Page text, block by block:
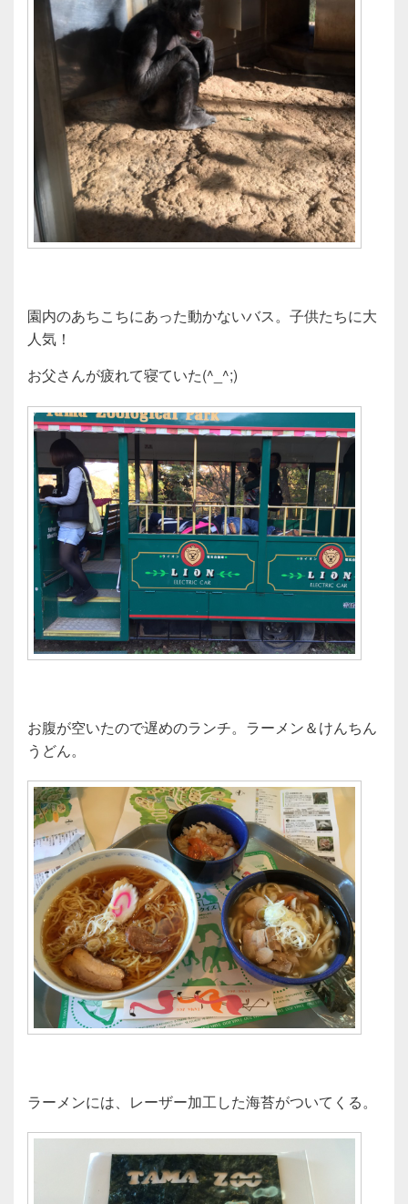
園内のあちこちにあった動かないバス。子供たちに大
人気！
お父さんが疲れて寝ていた(^_^;)
お腹が空いたので遅めのランチ。ラーメン＆けんちん
うどん。
ラーメンには、レーザー加工した海苔がついてくる。